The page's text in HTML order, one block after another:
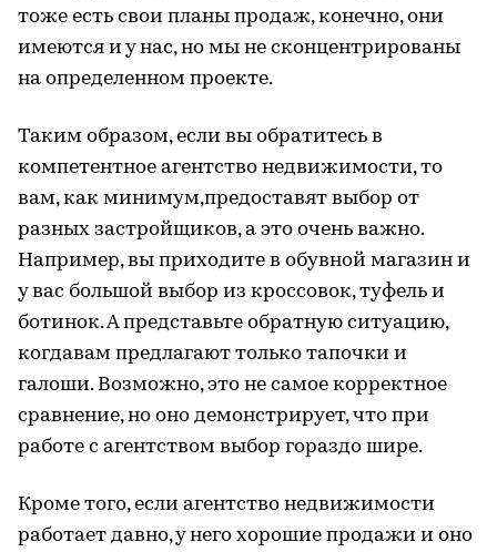
тоже есть свои планы продаж, конечно, они
имеются и у нас, но мы не сконцентрированы
на определенном проекте.
Таким образом, если вы обратитесь в
компетентное агентство недвижимости, то
вам, как минимум,предоставят выбор от
разных застройщиков, а это очень важно.
Например, вы приходите в обувной магазин и
у вас большой выбор из кроссовок, туфель и
ботинок. А представьте обратную ситуацию,
когдавам предлагают только тапочки и
галоши. Возможно, это не самое корректное
сравнение, но оно демонстрирует, что при
работе с агентством выбор гораздо шире.
Кроме того, если агентство недвижимости
работает давно, у него хорошие продажи и оно